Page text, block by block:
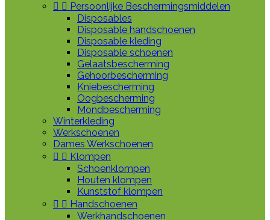
  Persoonlijke Beschermingsmiddelen
Disposables
Disposable handschoenen
Disposable kleding
Disposable schoenen
Gelaatsbescherming
Gehoorbescherming
Kniebescherming
Oogbescherming
Mondbescherming
Winterkleding
Werkschoenen
Dames Werkschoenen
  Klompen
Schoenklompen
Houten klompen
Kunststof klompen
  Handschoenen
Werkhandschoenen